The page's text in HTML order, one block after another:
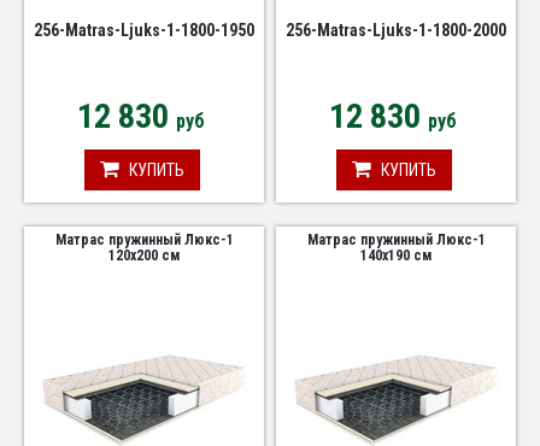
256-Matras-Ljuks-1-1800-1950
12 830 руб
КУПИТЬ
256-Matras-Ljuks-1-1800-2000
12 830 руб
КУПИТЬ
Матрас пружинный Люкс-1
120х200 см
Матрас пружинный Люкс-1
140х190 см